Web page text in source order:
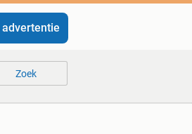
advertentie
Zoek